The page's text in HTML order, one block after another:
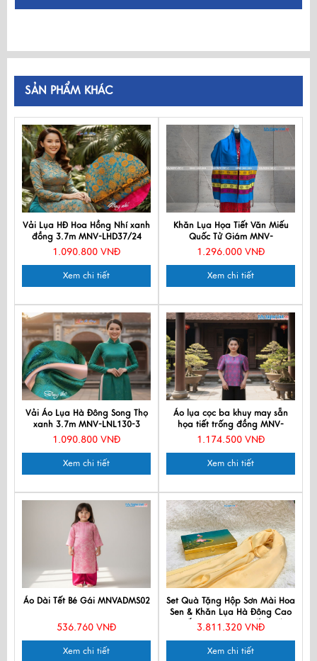
SẢN PHẨM KHÁC
Vải Lụa HĐ Hoa Hồng Nhí xanh
đồng 3.7m MNV-LHD37/24
1.090.800 VNĐ
Xem chi tiết
Khăn Lụa Họa Tiết Văn Miếu
Quốc Tử Giám MNV-
KLLS36180-12.1
1.296.000 VNĐ
Xem chi tiết
Vải Áo Lụa Hà Đông Song Thọ
xanh 3.7m MNV-LNL130-3
1.090.800 VNĐ
Xem chi tiết
Áo lụa cọc ba khuy may sẵn
họa tiết trống đồng MNV-
LTA38.2
1.174.500 VNĐ
Xem chi tiết
Áo Dài Tết Bé Gái MNVADMS02
536.760 VNĐ
Xem chi tiết
Set Quà Tặng Hộp Sơn Mài Hoa
Sen & Khăn Lụa Hà Đông Cao
Cấp - Quà tặng Đối tác/
hóa Việt CBKLNL89-10
3.811.320 VNĐ
Xem chi tiết